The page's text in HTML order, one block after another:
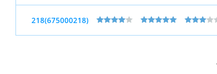
218(675000218)